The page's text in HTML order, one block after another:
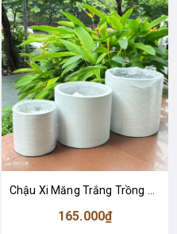
165.000₫